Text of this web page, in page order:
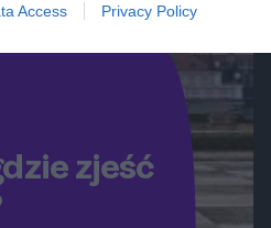
Access Privacy Policy
zjeść